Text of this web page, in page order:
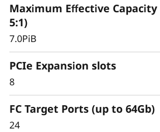
Maximum Effective Capacity
5:1)
7.0PiB
PCIe Expansion slots
8
FC Target Ports (up to 64Gb)
24